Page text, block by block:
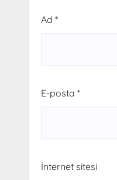
Ad *
E-posta *
İnternet sitesi